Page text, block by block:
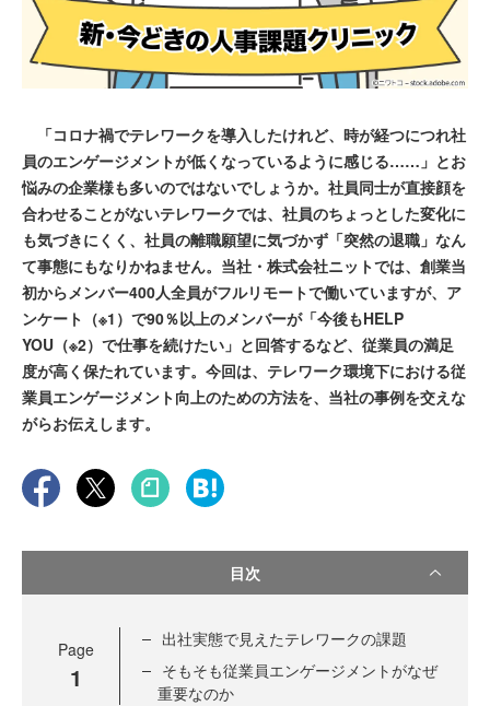
「コロナ禍でテレワークを導入したけれど、時が経つにつれ社
員のエンゲージメントが低くなっているように感じる……」とお
悩みの企業様も多いのではないでしょうか。社員同士が直接顔を
合わせることがないテレワークでは、社員のちょっとした変化に
も気づきにくく、社員の離職願望に気づかず「突然の退職」なん
て事態にもなりかねません。当社・株式会社ニットでは、創業当
初からメンバー400人全員がフルリモートで働いていますが、ア
ンケート（※1）で90％以上のメンバーが「今後もHELP
YOU（※2）で仕事を続けたい」と回答するなど、従業員の満足
度が高く保たれています。今回は、テレワーク環境下における従
業員エンゲージメント向上のための方法を、当社の事例を交えな
がらお伝えします。
目次
Page
1
出社実態で見えたテレワークの課題
そもそも従業員エンゲージメントがなぜ
重要なのか